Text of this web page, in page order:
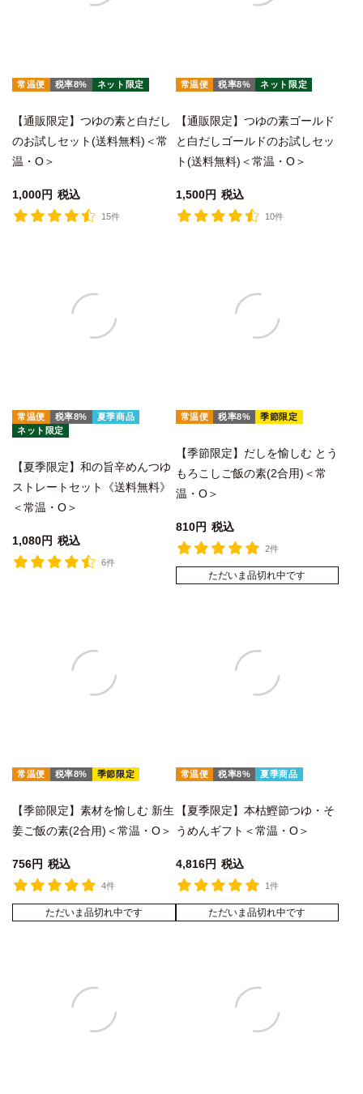
常温便 税率8% ネット限定
【通販限定】つゆの素と白だし
のお試しセット(送料無料)＜常
温・O＞
1,000 税込
15件
常温便 税率8% ネット限定
【通販限定】つゆの素ゴールド
と白だしゴールドのお試しセッ
ト(送料無料)＜常温・O＞
1,500 税込
10件
常温便 税率8%
夏季商品
ネット限定
【夏季限定】和の旨辛めんつゆ
ストレートセット《送料無料》
＜常温・O＞
1,080 税込
6件
常温便 税率8% 季節限定
【季節限定】だしを愉しむ とう
もろこしご飯の素(2合用)＜常
温・O＞
810 税込
2件
ただいま品切れ中です
常温便 税率8% 季節限定
【季節限定】素材を愉しむ 新生
姜ご飯の素(2合用)＜常温・O＞
756 税込
4件
ただいま品切れ中です
常温便 税率8% 夏季商品
【夏季限定】本枯鰹節つゆ・そ
うめんギフト＜常温・O＞
4,816 税込
1件
ただいま品切れ中です